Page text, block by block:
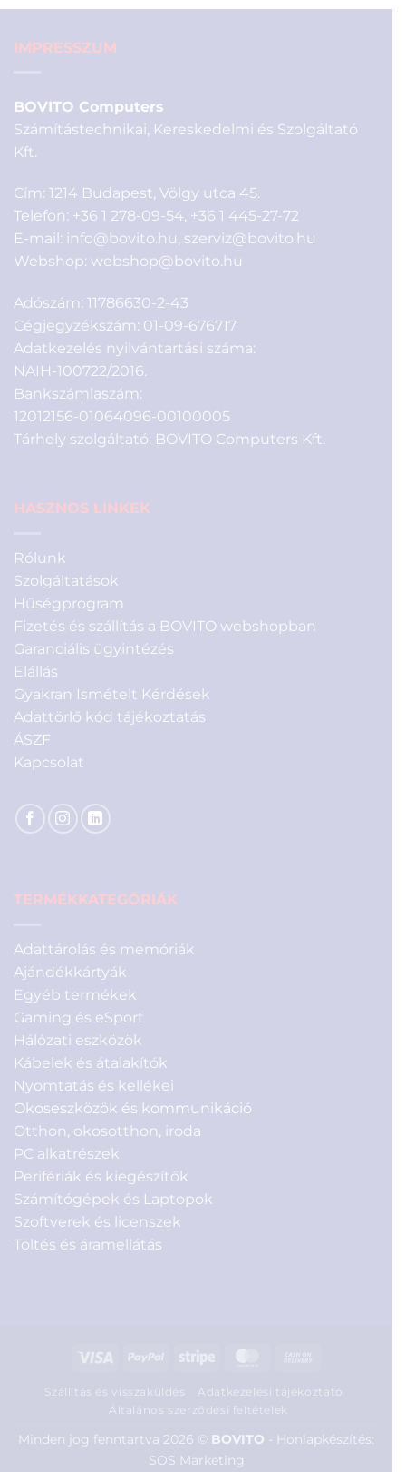
IMPRESSZUM
BOVITO Computers
Számítástechnikai, Kereskedelmi és Szolgáltató
Kft.
Cím: 1214 Budapest, Völgy utca 45.
Telefon: +36 1 278-09-54, +36 1 445-27-72
E-mail: info@bovito.hu, szerviz@bovito.hu
Webshop: webshop@bovito.hu
Adószám: 11786630-2-43
Cégjegyzékszám: 01-09-676717
Adatkezelés nyilvántartási száma:
NAIH-100722/2016.
Bankszámlaszám:
12012156-01064096-00100005
Tárhely szolgáltató: BOVITO Computers Kft.
HASZNOS LINKEK
Rólunk
Szolgáltatások
Hűségprogram
Fizetés és szállítás a BOVITO webshopban
Garanciális ügyintézés
Elállás
Gyakran Ismételt Kérdések
Adattörlő kód tájékoztatás
ÁSZF
Kapcsolat
TERMÉKKATEGÓRIÁK
Adattárolás és memóriák
Ajándékkártyák
Egyéb termékek
Gaming és eSport
Hálózati eszközök
Kábelek és átalakítók
Nyomtatás és kellékei
Okoseszközök és kommunikáció
Otthon, okosotthon, iroda
PC alkatrészek
Perifériák és kiegészítők
Számítógépek és Laptopok
Szoftverek és licenszek
Töltés és áramellátás
Visa PayPal Stripe MasterCard
Delivery
Szállítás és visszaküldés
Adatkezelési tájékoztató
Általános szerződési feltételek
Minden jog fenntartva 2026 © BOVITO - Honlapkészítés:
SOS Marketing